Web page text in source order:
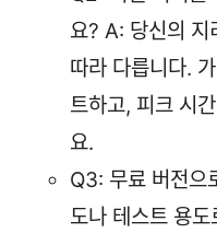
요? A: 당신의 지
따라 다릅니다.
트하고, 피크 시
요.
Q3: 무료 버전으
도나 테스트 용